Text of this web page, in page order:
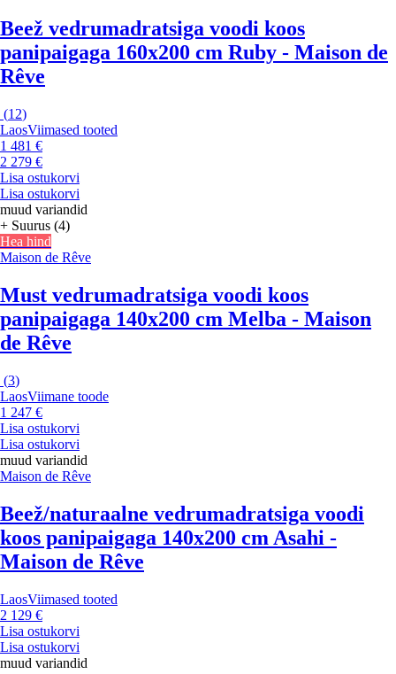
Beež vedrumadratsiga voodi koos
panipaigaga 160x200 cm Ruby - Maison de
Rêve
(12)
LaosViimased tooted
1 481 €
2 279 €
Lisa ostukorvi
Lisa ostukorvi
muud variandid
+ Suurus (4)
Hea hind
Maison de Rêve
Must vedrumadratsiga voodi koos
panipaigaga 140x200 cm Melba - Maison
de Rêve
(3)
LaosViimane toode
1 247 €
Lisa ostukorvi
Lisa ostukorvi
muud variandid
Maison de Rêve
Beež/naturaalne vedrumadratsiga voodi
koos panipaigaga 140x200 cm Asahi -
Maison de Rêve
LaosViimased tooted
2 129 €
Lisa ostukorvi
Lisa ostukorvi
muud variandid